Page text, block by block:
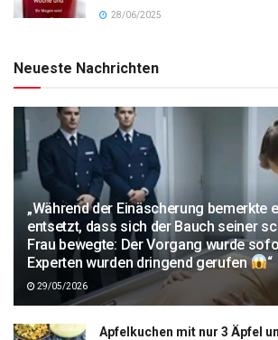
28/06/2025
Neueste Nachrichten
„Während der Einäscherung bemerkte
entsetzt, dass sich der Bauch seiner
Frau bewegte: Der Vorgang wurde
Experten wurden dringend gerufen
“
29/05/2026
Apfelkuchen mit nur 3 Äpfel